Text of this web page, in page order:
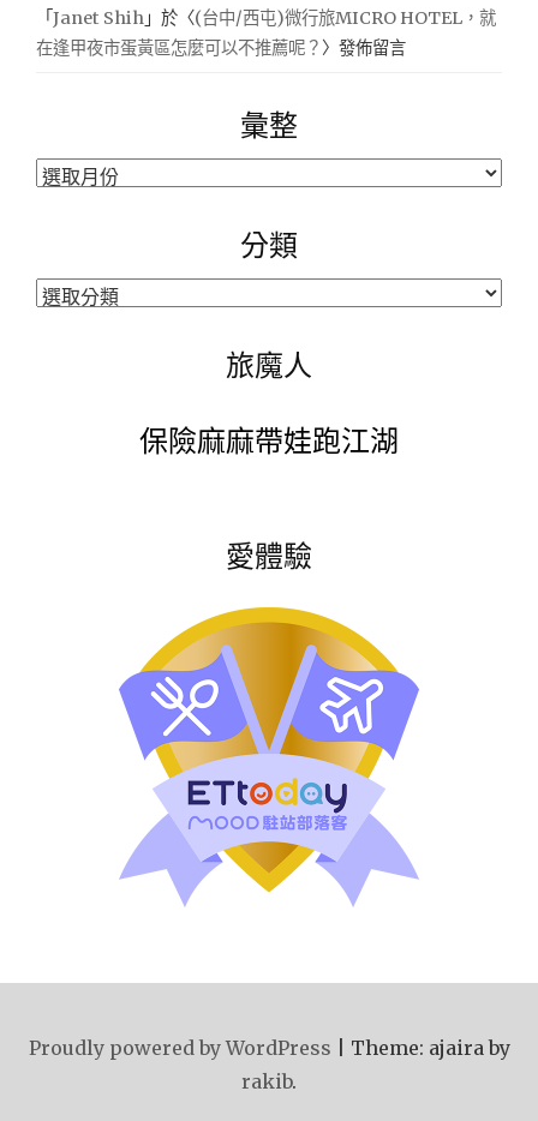
「Janet Shih 」於〈(台中/西屯)微行旅MICRO HOTEL，就
在逢甲夜市蛋黃區怎麼可以不推薦呢？ 〉發佈留言
彙整
彙
分類
分
旅魔人
保險麻麻帶娃跑江湖
愛體驗
Proudly powered by WordPress
Theme: ajaira by
rakib.